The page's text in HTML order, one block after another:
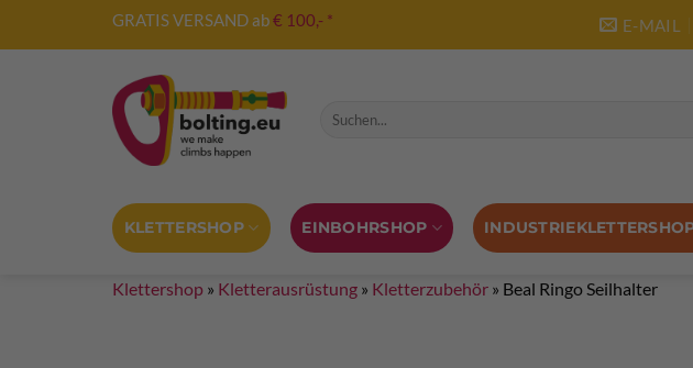
GRATIS VERSAND ab€ 100,- * E-MAIL
Suche nach:
KLETTERSHOP EINBOHRSHOP
Klettershop » Kletterausrüstung » Kletterzubehör » Beal Ringo Seilhalter